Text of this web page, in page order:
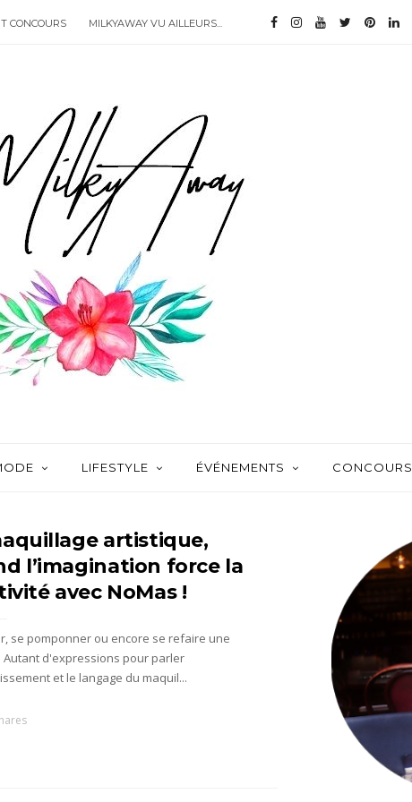
CONCOURS MILKYAWAY VU AILLEURS...
LIFESTYLE ÉVÉNEMENTS CONCOURS
artistique,
l’imagination force la
avec NoMas !
se pomponner ou encore se refaire une
Autant d'expressions pour parler
et le langage du maquil...